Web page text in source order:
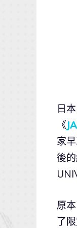
日
《
家
後
原
了